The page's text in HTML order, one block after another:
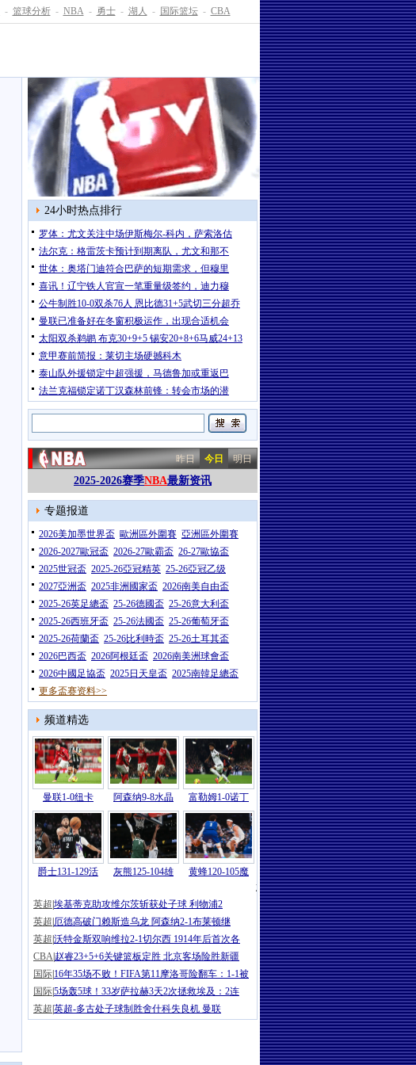
- 篮球分析 - NBA - 勇士 - 湖人 - 国际篮坛 - CBA
24小时热点排行
罗体：尤文关注中场伊斯梅尔-科内，萨索洛估
法尔克：格雷茨卡预计到期离队，尤文和那不
世体：奥塔门迪符合巴萨的短期需求，但穆里
喜讯！辽宁铁人官宣一笔重量级签约，迪力穆
公牛制胜10-0双杀76人 恩比德31+5武切三分超乔
曼联已准备好在冬窗积极运作，出现合适机会
太阳双杀鹈鹕 布克30+9+5 锡安20+8+6马威24+13
意甲赛前简报：莱切主场硬撼科木
泰山队外援锁定中超强援，马德鲁加或重返巴
法兰克福锁定诺丁汉森林前锋：转会市场的潜
昨日 今日 明日
2025-2026赛季NBA最新资讯
专题报道
2026美加墨世界盃 歐洲區外圍賽 亞洲區外圍賽
2026-2027歐冠盃 2026-27歐霸盃 26-27歐協盃
2025世冠盃 2025-26亞冠精英 25-26亞冠乙级
2027亞洲盃 2025非洲國家盃 2026南美自由盃
2025-26英足總盃 25-26德國盃 25-26意大利盃
2025-26西班牙盃 25-26法國盃 25-26葡萄牙盃
2025-26荷蘭盃 25-26比利時盃 25-26土耳其盃
2026巴西盃 2026阿根廷盃 2026南美洲球會盃
2026中國足協盃 2025日天皇盃 2025南韓足總盃
更多盃赛资料>>
频道精选
曼联1-0纽卡 阿森纳9-8水晶 富勒姆1-0诺丁
爵士131-129活 灰熊125-104雄
黄蜂120-105魔
意甲|卡卢卢破门伊尔迪兹建功 尤文2-
英超 埃基蒂克助攻维尔茨斩获处子球 利物浦2
英超 厄德高破门赖斯造乌龙 阿森纳2-1布莱顿继
英超 沃特金斯双响维拉2-1切尔西 1914年后首次各
CBA 赵睿23+5+6关键篮板定胜 北京客场险胜新疆
国际 16年35场不败！FIFA第11摩洛哥险翻车：1-1被
国际5场轰5球！33岁萨拉赫3天2次拯救埃及：2连
英超 英超-多古处子球制胜舍什科失良机 曼联